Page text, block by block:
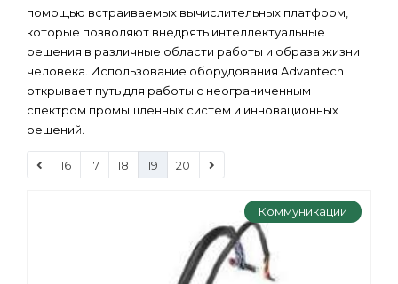
помощью встраиваемых вычислительных платформ,
которые позволяют внедрять интеллектуальные
решения в различные области работы и образа жизни
человека. Использование оборудования Advantech
открывает путь для работы с неограниченным
спектром промышленных систем и инновационных
решений.
16 17 18 19 20
Коммуникации